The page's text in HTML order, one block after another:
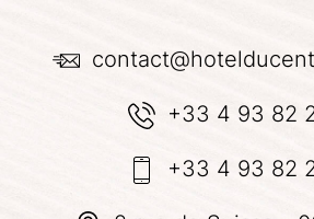
+33 4 93 82
+33 4 93 82